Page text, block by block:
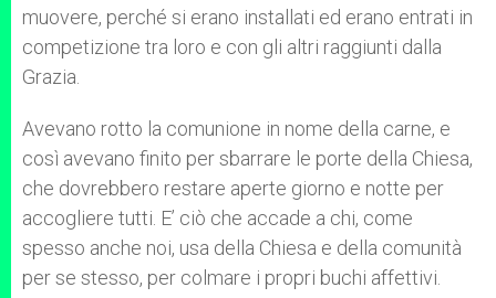
muovere, perché si erano installati ed erano entrati in
competizione tra loro e con gli altri raggiunti dalla
Grazia.
Avevano rotto la comunione in nome della carne, e
così avevano finito per sbarrare le porte della Chiesa,
che dovrebbero restare aperte giorno e notte per
accogliere tutti. E’ ciò che accade a chi, come
spesso anche noi, usa della Chiesa e della comunità
per se stesso, per colmare i propri buchi affettivi.